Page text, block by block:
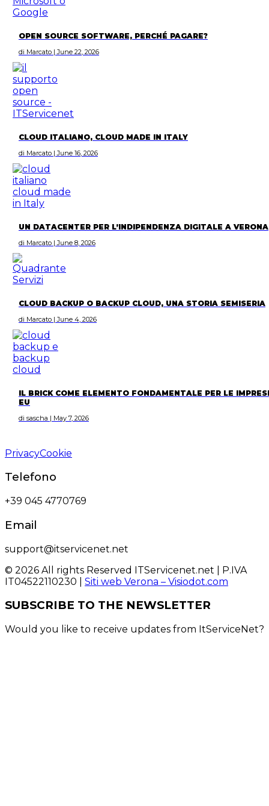
OPEN SOURCE SOFTWARE, PERCHÉ PAGARE?
di Marcato | June 22, 2026
CLOUD ITALIANO, CLOUD MADE IN ITALY
di Marcato | June 16, 2026
UN DATACENTER PER L’INDIPENDENZA DIGITALE A VERONA
di Marcato | June 8, 2026
CLOUD BACKUP O BACKUP CLOUD, UNA STORIA SEMISERIA
di Marcato | June 4, 2026
IL BRICK COME ELEMENTO FONDAMENTALE PER LE
EU
di sascha | May 7, 2026
PrivacyCookie
Telefono
+39 045 4770769
Email
support@itservicenet.net
© 2026 All rights Reserved ITServicenet.net | P.IVA
IT04522110230 | Siti web Verona – Visiodot.com
SUBSCRIBE TO THE NEWSLETTER
Would you like to receive updates from ItServiceNet?